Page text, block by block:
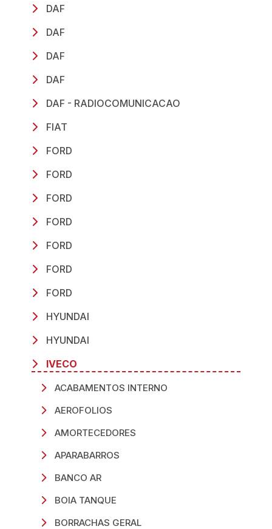
DAF
DAF
DAF
DAF
DAF - RADIOCOMUNICACAO
FIAT
FORD
FORD
FORD
FORD
FORD
FORD
FORD
HYUNDAI
HYUNDAI
IVECO
ACABAMENTOS INTERNO
AEROFOLIOS
AMORTECEDORES
APARABARROS
BANCO AR
BOIA TANQUE
BORRACHAS GERAL